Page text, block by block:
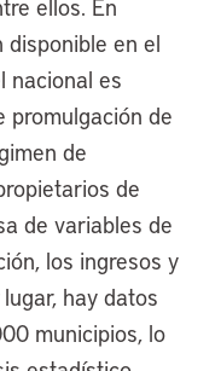
ellos. En
disponible en el
nacional es
promulgación de
de
de
de variables de
los ingresos y
hay datos
municipios, lo